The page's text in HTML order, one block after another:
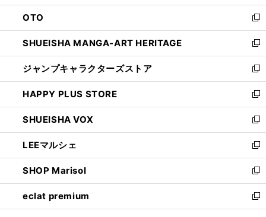
ウ
で
開
く
ン
ド
ウ
で
開
く
OTO
新
し
い
ウ
ィ
ン
ド
ウ
で
開
く
SHUEISHA MANGA-ART HERITAGE
新
し
い
ウ
ィ
ン
ド
ウ
で
開
く
ジャンプキャラクターズストア
新
し
い
ウ
ィ
ン
ド
ウ
で
開
く
HAPPY PLUS STORE
新
し
い
ウ
ィ
ン
ド
ウ
で
開
SHUEISHA VOX
新
し
い
ウ
ィ
ン
ド
ウ
LEEマルシェ
新
し
い
ウ
ィ
ン
SHOP Marisol
新
し
い
ウ
eclat premium
新
し